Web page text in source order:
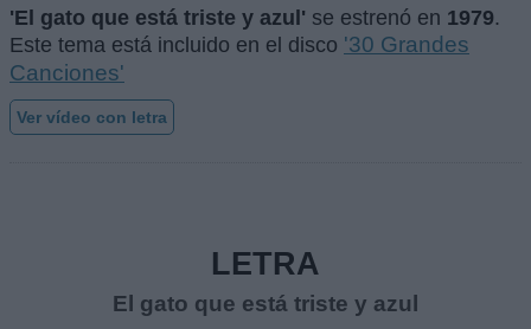
'El gato que está triste y azul' se estrenó en 1979.
Este tema está incluido en el disco '30 Grandes
Canciones'
Ver vídeo con letra
LETRA
El gato que está triste y azul